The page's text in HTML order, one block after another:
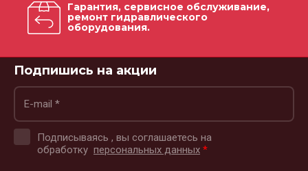
Гарантия, сервисное обслуживание,
ремонт гидравлического
оборудования.
Подпишись на акции
Подписываясь , вы соглашаетесь на
обработку персональных данных *